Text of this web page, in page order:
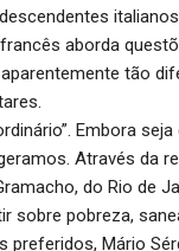
francês aborda
tão
Embora
Através da
do Rio de
sobre pobreza,
preferidos, Mário